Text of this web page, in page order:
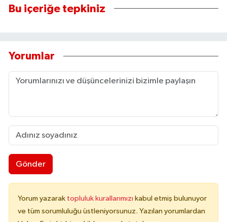
Bu içeriğe tepkiniz
Yorumlar
Gönder
Yorum yazarak topluluk kurallarımızı kabul etmiş bulunuyor
ve tüm sorumluluğu üstleniyorsunuz. Yazılan yorumlardan